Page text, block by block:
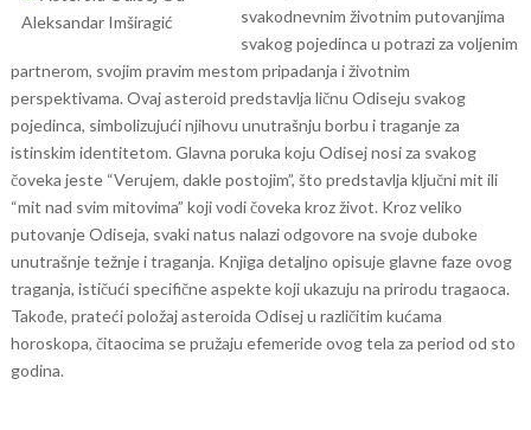
svakodnevnim životnim putovanjima
svakog pojedinca u potrazi za voljenim
partnerom, svojim pravim mestom pripadanja i životnim
perspektivama. Ovaj asteroid predstavlja ličnu Odiseju svakog
pojedinca, simbolizujući njihovu unutrašnju borbu i traganje za
istinskim identitetom. Glavna poruka koju Odisej nosi za svakog
čoveka jeste “Verujem, dakle postojim”, što predstavlja ključni mit ili
“mit nad svim mitovima” koji vodi čoveka kroz život. Kroz veliko
putovanje Odiseja, svaki natus nalazi odgovore na svoje duboke
unutrašnje težnje i traganja. Knjiga detaljno opisuje glavne faze ovog
traganja, ističući specifične aspekte koji ukazuju na prirodu tragaoca.
Takođe, prateći položaj asteroida Odisej u različitim kućama
horoskopa, čitaocima se pružaju efemeride ovog tela za period od sto
godina.